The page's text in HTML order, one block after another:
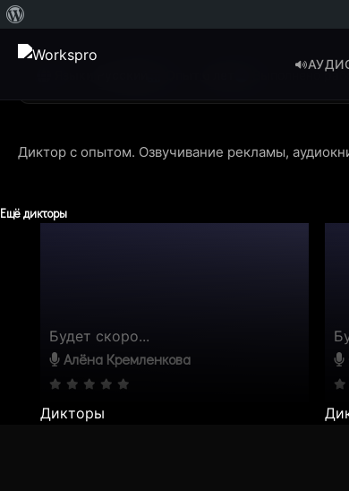
WordPress
Выполнено
Диктор с опытом. Озвучивание рекламы,
Ещё дикторы
Алёна Кремленкова
Будет скоро...
Дикторы